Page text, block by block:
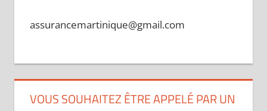
assurancemartinique@gmail.com
VOUS SOUHAITEZ ÊTRE APPELÉ PAR UN